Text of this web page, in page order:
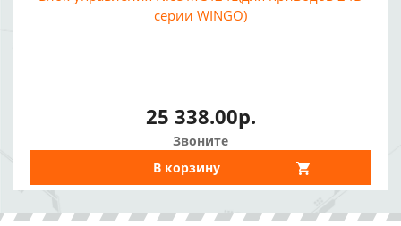
серии WINGO)
25 338.00р.
Звоните
В корзину